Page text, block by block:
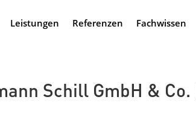
Leistungen Referenzen Fachwissen
Schill GmbH & Co.